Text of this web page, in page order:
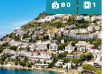
80 1